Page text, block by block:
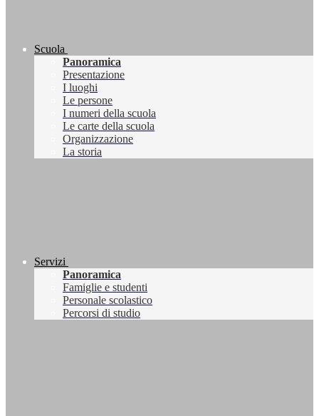
Scuola
Panoramica
Presentazione
I luoghi
Le persone
I numeri della scuola
Le carte della scuola
Organizzazione
La storia
Servizi
Panoramica
Famiglie e studenti
Personale scolastico
Percorsi di studio